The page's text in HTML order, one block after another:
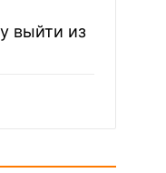
выйти из